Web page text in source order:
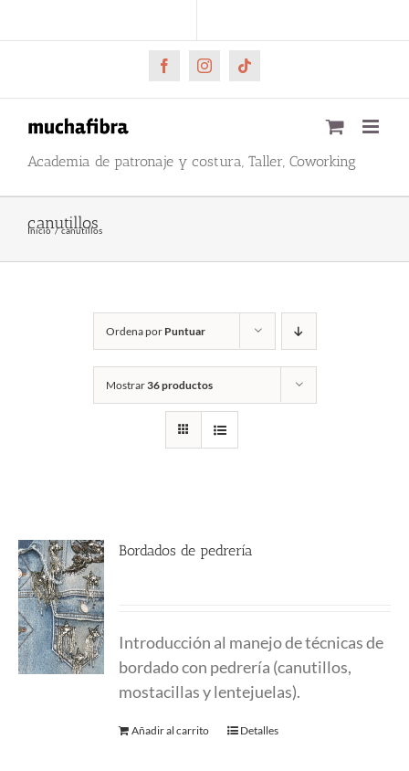
al
FacebookInstagramTiktok
Academia de patronaje y costura, Taller, Coworking
canutillos
Inicio canutillos
Ordena por Puntuar
Mostrar36 productos
Bordados de pedrería
Introducción al manejo de técnicas de
bordado con pedrería (canutillos,
mostacillas y lentejuelas).
Añadir al carrito Detalles